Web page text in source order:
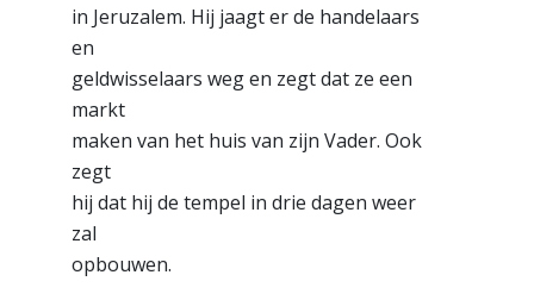
in Jeruzalem. Hij jaagt er de handelaars
en
geldwisselaars weg en zegt dat ze een
markt
maken van het huis van zijn Vader. Ook
zegt
hij dat hij de tempel in drie dagen weer
zal
opbouwen.